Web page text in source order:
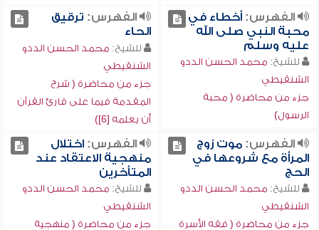
الفهرس:أخطاء في
محبة النبي صلى الله
عليه وسلم
للشيخ: محمد الحسن الددو
الشنقيطي
جزء من محاضرة ( محبة
الرسول)
الفهرس: ترقيق
الحاء
للشيخ: محمد الحسن الددو
الشنقيطي
جزء من محاضرة ( شرح
المقدمة فيما على قارئ القرآن
أن يعلمه [6])
الفهرس:موت زوج
المرأة مع شروعها في
الحج
للشيخ: محمد الحسن الددو
الشنقيطي
جزء من محاضرة ( فقه الأسرة
الفهرس:اختلال
منهجية الاعتقاد عند
المتأخرين
للشيخ: محمد الحسن الددو
الشنقيطي
جزء من محاضرة ( منهجية